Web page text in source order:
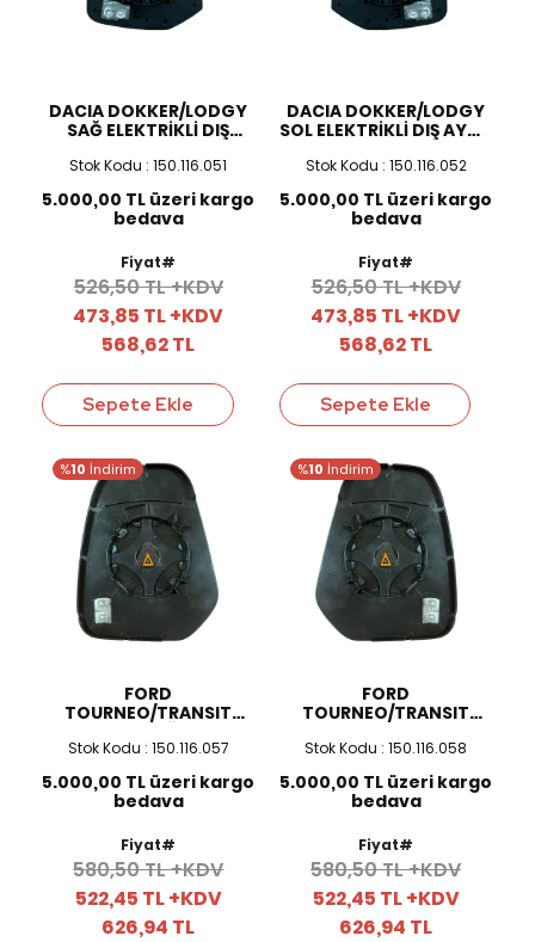
DACIA DOKKER/LODGY
SAĞ ELEKTRİKLİ DIŞ
Stok Kodu : 150.116.051
5.000,00 TL üzeri kargo
bedava
Fiyat#
526,50 TL +KDV
473,85 TL +KDV
568,62 TL
Sepete Ekle
DACIA DOKKER/LODGY
SOL ELEKTRİKLİ DIŞ AYNA
Stok Kodu : 150.116.052
5.000,00 TL üzeri kargo
bedava
Fiyat#
526,50 TL +KDV
473,85 TL +KDV
568,62 TL
Sepete Ekle
%10 İndirim
FORD
TOURNEO/TRANSIT
CAMI
Stok Kodu : 150.116.057
5.000,00 TL üzeri kargo
bedava
Fiyat#
580,50 TL +KDV
522,45 TL +KDV
626,94 TL
%10 İndirim
FORD
TOURNEO/TRANSIT
CAMI
Stok Kodu : 150.116.058
5.000,00 TL üzeri kargo
bedava
Fiyat#
580,50 TL +KDV
522,45 TL +KDV
626,94 TL